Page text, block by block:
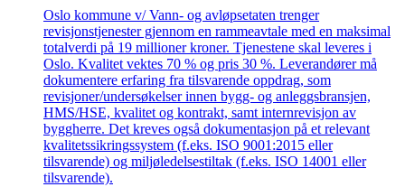
Oslo kommune v/ Vann- og avløpsetaten trenger
revisjonstjenester gjennom en rammeavtale med en maksimal
totalverdi på 19 millioner kroner. Tjenestene skal leveres i
Oslo. Kvalitet vektes 70 % og pris 30 %. Leverandører må
dokumentere erfaring fra tilsvarende oppdrag, som
revisjoner/undersøkelser innen bygg- og anleggsbransjen,
HMS/HSE, kvalitet og kontrakt, samt internrevisjon av
byggherre. Det kreves også dokumentasjon på et relevant
kvalitetssikringssystem (f.eks. ISO 9001:2015 eller
tilsvarende) og miljøledelsestiltak (f.eks. ISO 14001 eller
tilsvarende).